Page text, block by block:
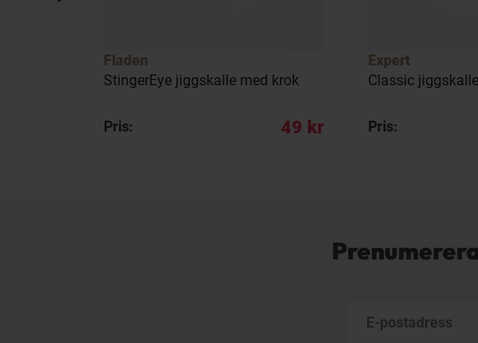
Fladen
StingerEye jiggskalle med krok
Pris: 49 kr
Expert
Classic
Pris: